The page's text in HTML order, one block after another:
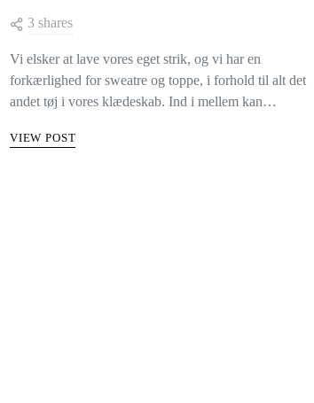
3 shares
Vi elsker at lave vores eget strik, og vi har en
forkærlighed for sweatre og toppe, i forhold til alt det
andet tøj i vores klædeskab. Ind i mellem kan…
VIEW POST